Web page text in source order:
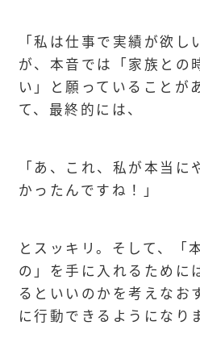
「私は仕事で実績が欲し
が、本音では「家族との
い」と願っていることが
て、最終的には、
「あ、これ、私が本当に
かったんですね！」
とスッキリ。そして、「
の」を手に入れるために
るといいのかを考えなお
に行動できるようになり